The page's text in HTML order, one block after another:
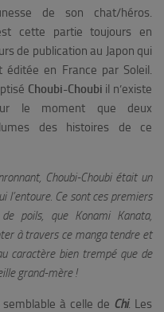
de son chat/héros.
cette partie toujours en
de publication au Japon qui
éditée en France par Soleil.
Choubi-Choubi il n’existe
le moment que deux
des histoires de ce
Choubi-Choubi était un
l’entoure. Ce sont ces premiers
poils, que Konami Kanata,
à travers ce manga tendre et
caractère bien trempé que de
grand-mère !
à celle de Chi. Les